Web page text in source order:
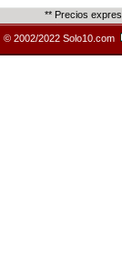
** Precios
© 2002/2022 Solo10.com